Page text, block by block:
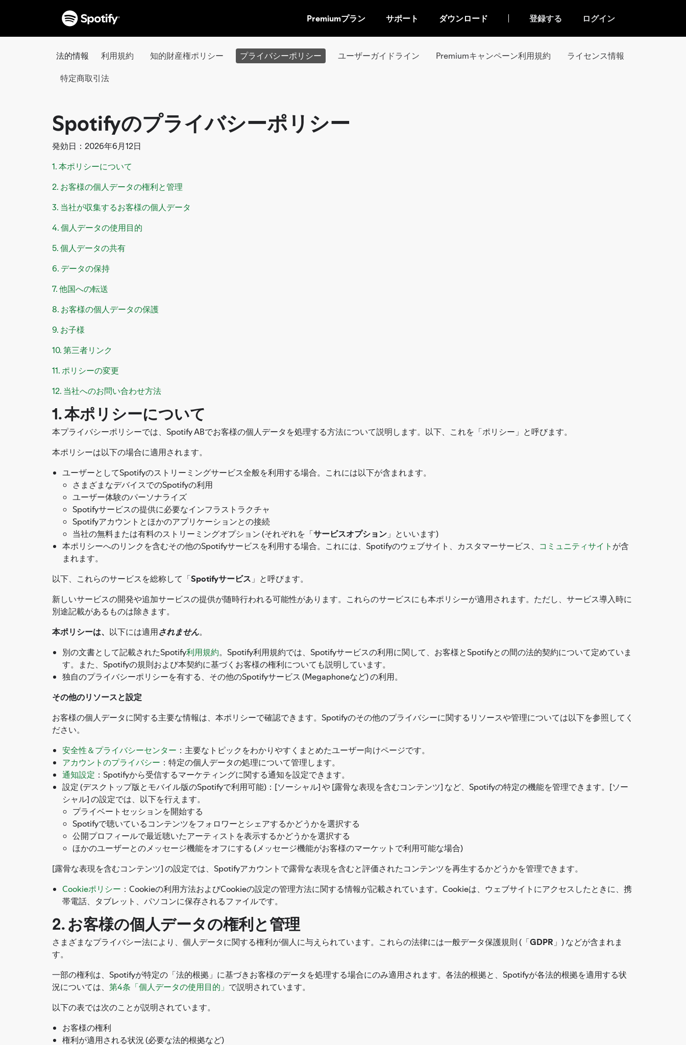
コ
ン
ン
Premiumプラン サポート ダウンロード 登録する ログイン
法的情報 利用規約 知的財産権ポリシー プライバシーポリシー ユーザーガイドライン Premiumキャンペーン利用規約 ライセンス情報
特定商取引法
Spotifyのプライバシーポリシー
発効日：2026年6月12日
1. 本ポリシーについて
2. お客様の個人データの権利と管理
3. 当社が収集するお客様の個人データ
4. 個人データの使用目的
5. 個人データの共有
6. データの保持
7. 他国への転送
8. お客様の個人データの保護
9. お子様
10. 第三者リンク
11. ポリシーの変更
12. 当社へのお問い合わせ方法
1. 本ポリシーについて
本プライバシーポリシーでは、Spotify ABでお客様の個人データを処理する方法について説明します。以下、これを「ポリシー」と呼びます。
本ポリシーは以下の場合に適用されます。
ユーザーとしてSpotifyのストリーミングサービス全般を利用する場合。これには以下が含まれます。
さまざまなデバイスでのSpotifyの利用
ユーザー体験のパーソナライズ
Spotifyサービスの提供に必要なインフラストラクチャ
Spotifyアカウントとほかのアプリケーションとの接続
当社の無料または有料のストリーミングオプション (それぞれを「サービスオプション 」といいます)
本ポリシーへのリンクを含むその他のSpotifyサービスを利用する場合。これには、Spotifyのウェブサイト、カスタマーサービス、 コミュニティサイト が含
まれます。
以下、これらのサービスを総称して「Spotifyサービス 」と呼びます。
新しいサービスの開発や追加サービスの提供が随時行われる可能性があります。これらのサービスにも本ポリシーが適用されます。ただし、サービス導入時に
別途記載があるものは除きます。
本ポリシーは、 以下には適用されません。
別の文書として記載されたSpotify利用規約。Spotify利用規約では、Spotifyサービスの利用に関して、お客様とSpotifyとの間の法的契約について定めていま
す。また、Spotifyの規則および本契約に基づくお客様の権利についても説明しています。
独自のプライバシーポリシーを有する、その他のSpotifyサービス (Megaphoneなど) の利用。
その他のリソースと設定
お客様の個人データに関する主要な情報は、本ポリシーで確認できます。Spotifyのその他のプライバシーに関するリソースや管理については以下を参照してく
ださい。
安全性＆プライバシーセンター ：主要なトピックをわかりやすくまとめたユーザー向けページです。
アカウントのプライバシー ：特定の個人データの処理について管理します。
通知設定 ：Spotifyから受信するマーケティングに関する通知を設定できます。
設定 (デスクトップ版とモバイル版のSpotifyで利用可能)：[ソーシャル] や [露骨な表現を含むコンテンツ] など、Spotifyの特定の機能を管理できます。[ソー
シャル] の設定では、以下を行えます。
プライベートセッションを開始する
Spotifyで聴いているコンテンツをフォロワーとシェアするかどうかを選択する
公開プロフィールで最近聴いたアーティストを表示するかどうかを選択する
ほかのユーザーとのメッセージ機能をオフにする (メッセージ機能がお客様のマーケットで利用可能な場合)
[露骨な表現を含むコンテンツ] の設定では、Spotifyアカウントで露骨な表現を含むと評価されたコンテンツを再生するかどうかを管理できます。
Cookieポリシー ：Cookieの利用方法およびCookieの設定の管理方法に関する情報が記載されています。Cookieは、ウェブサイトにアクセスしたときに、携
帯電話、タブレット、パソコンに保存されるファイルです。
2. お客様の個人データの権利と管理
さまざまなプライバシー法により、個人データに関する権利が個人に与えられています。これらの法律には一般データ保護規則 (「GDPR 」) などが含まれま
す。
一部の権利は、Spotifyが特定の「法的根拠」に基づきお客様のデータを処理する場合にのみ適用されます。各法的根拠と、Spotifyが各法的根拠を適用する状
況については、 第4条「個人データの使用目的」 で説明されています。
以下の表では次のことが説明されています。
お客様の権利
権利が適用される状況 (必要な法的根拠など)